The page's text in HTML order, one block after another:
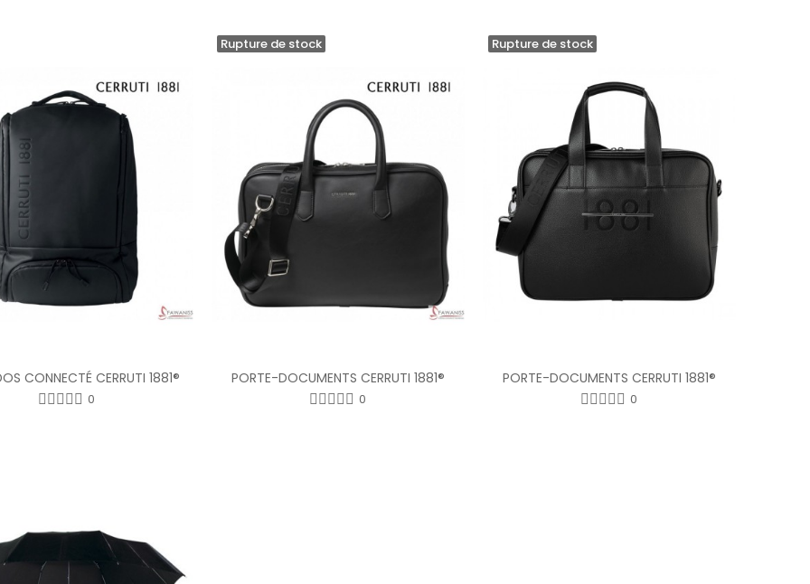
CONNECTÉ CERRUTI 1881®
0
Rupture de stock
PORTE-DOCUMENTS CERRUTI 1881®
0
Rupture de stock
PORTE-DOCUMENTS CERRUTI 1881®
0